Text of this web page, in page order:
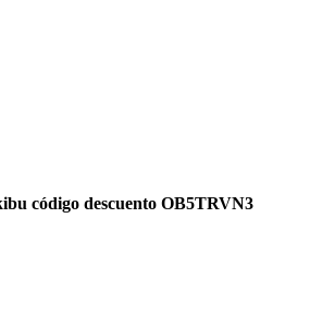
código descuento OB5TRVN3